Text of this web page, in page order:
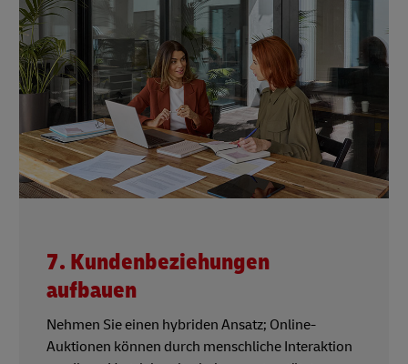
7. Kundenbeziehungen
aufbauen
Nehmen Sie einen hybriden Ansatz; Online-
Auktionen können durch menschliche Interaktion